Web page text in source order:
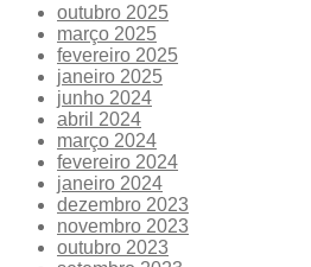
outubro 2025
março 2025
fevereiro 2025
janeiro 2025
junho 2024
abril 2024
março 2024
fevereiro 2024
janeiro 2024
dezembro 2023
novembro 2023
outubro 2023